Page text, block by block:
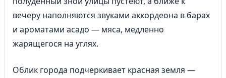
вечеру наполняются звуками аккордеона в барах
и ароматами асадо — мяса, медленно
жарящегося на углях.
Облик города подчеркивает красная земля —